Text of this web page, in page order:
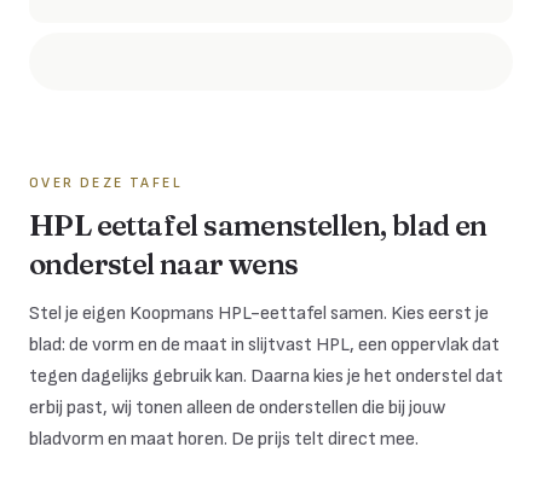
OVER DEZE TAFEL
HPL eettafel samenstellen, blad en
onderstel naar wens
Stel je eigen Koopmans HPL-eettafel samen. Kies eerst je
blad: de vorm en de maat in slijtvast HPL, een oppervlak dat
tegen dagelijks gebruik kan. Daarna kies je het onderstel dat
erbij past, wij tonen alleen de onderstellen die bij jouw
bladvorm en maat horen. De prijs telt direct mee.